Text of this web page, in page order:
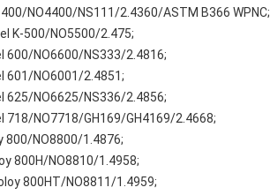
NO4400/NS111/2.4360/ASTM B366 WPNC;
K-500/NO5500/2.475;
600/NO6600/NS333/2.4816;
601/NO6001/2.4851;
625/NO6625/NS336/2.4856;
718/NO7718/GH169/GH4169/2.4668;
800/NO8800/1.4876;
800H/NO8810/1.4958;
800HT/NO8811/1.4959;